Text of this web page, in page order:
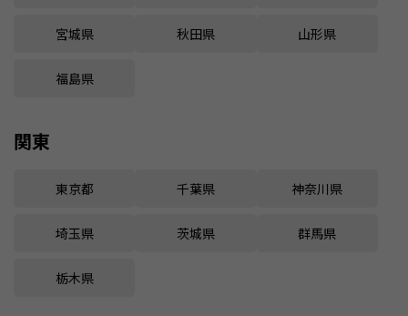
宮城県 秋田県 山形県
福島県
関東
東京都 千葉県 神奈川県
埼玉県 茨城県 群馬県
栃木県